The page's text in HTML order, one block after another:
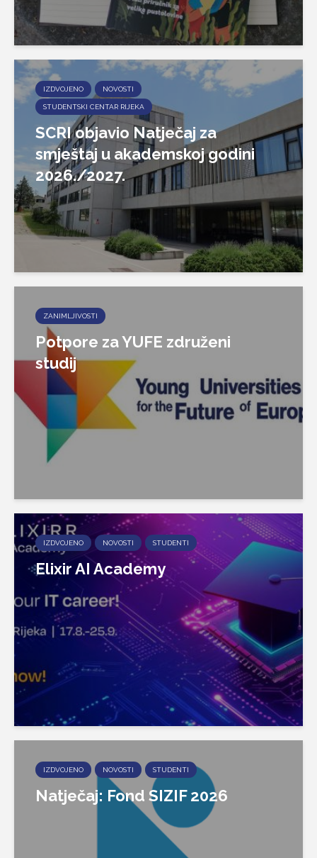
IZDVOJENO NOVOSTI
STUDENTSKI CENTAR RIJEKA
SCRI objavio Natječaj za
smještaj u akademskoj godini
2026./2027.
ZANIMLJIVOSTI
Potpore za YUFE združeni
studij
IZDVOJENO NOVOSTI STUDENTI
Elixir AI Academy
IZDVOJENO NOVOSTI STUDENTI
Natječaj: Fond SIZIF 2026